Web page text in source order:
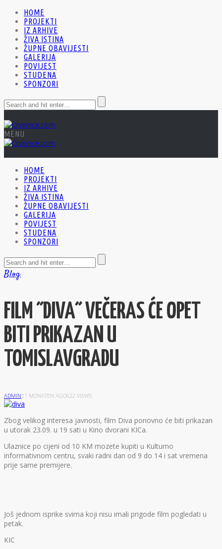
HOME
PROJEKTI
IZ ARHIVE
ŽIVA ISTINA
ŽUPNE OBAVIJESTI
GALERIJA
POVIJEST
STUDENA
SPONZORI
MENU
HOME
PROJEKTI
IZ ARHIVE
ŽIVA ISTINA
ŽUPNE OBAVIJESTI
GALERIJA
POVIJEST
STUDENA
SPONZORI
Blog
FILM ˝DIVA˝ VEČERAS ĆE OPET
BITI PRIKAZAN U
TOMISLAVGRADU
ADMIN11 MONATEN AGO622 VIEWS
Zbog velikog interesa javnosti, film Diva ponovno će biti prikazan
u utorak 23.09. u 19 sati u Kino dvorani KICa.
Ulaznice po cijeni od 10 KM mozete kupiti u Kulturno
informativnom centru, svaki radni dan od 9 do 14 i sat vremena
prije same premijere.
Još jednom isprike svima koji nisu imali prigode film pogledati u
petak.
KIC